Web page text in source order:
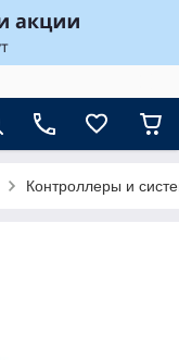
Контроллеры и